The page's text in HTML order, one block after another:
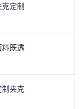
定制
既透
夹克